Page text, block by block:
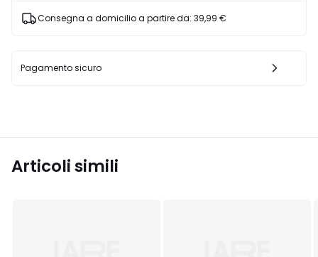
Consegna a domicilio a partire da: 39,99 €
Pagamento sicuro
Articoli simili